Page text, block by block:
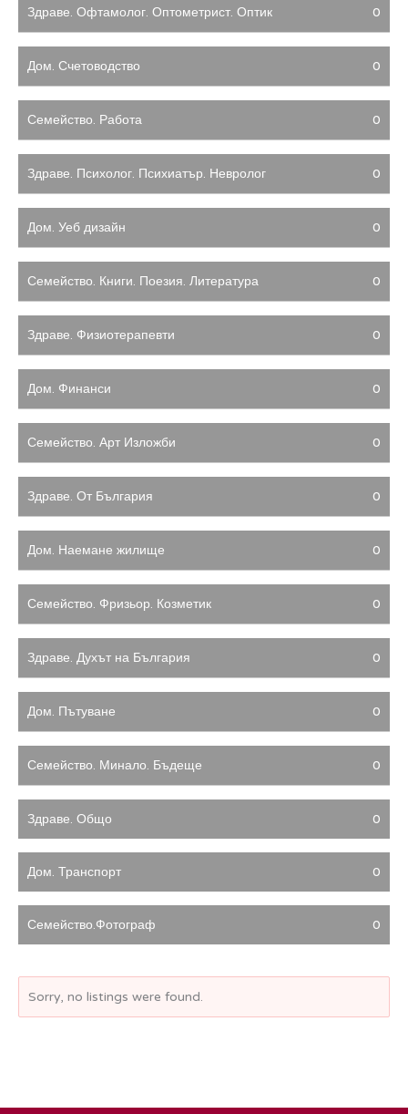
Здраве. Офтамолог. Оптометрист. Оптик 0
Дом. Счетоводство 0
Семейство. Работа 0
Здраве. Психолог. Психиатър. Невролог 0
Дом. Уеб дизайн 0
Семейство. Книги. Поезия. Литература 0
Здраве. Физиотерапевти 0
Дом. Финанси 0
Семейство. Арт Изложби 0
Здраве. От България 0
Дом. Наемане жилище 0
Семейство. Фризьор. Козметик 0
Здраве. Духът на България 0
Дом. Пътуване 0
Семейство. Минало. Бъдеще 0
Здраве. Общо 0
Дом. Транспорт 0
Семейство.Фотограф 0
Sorry, no listings were found.